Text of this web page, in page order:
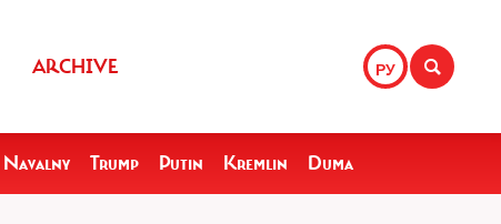
РУ
ARCHIVE
Navalny Trump Putin Kremlin Duma